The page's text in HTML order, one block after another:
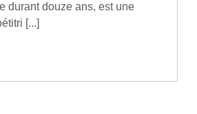
durant douze ans, est une
[...]